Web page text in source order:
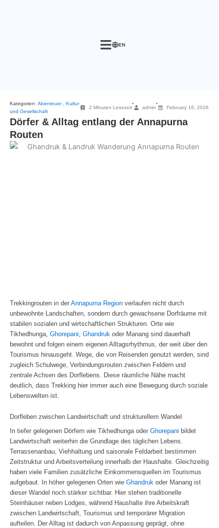
EN
Kategorien: Abenteuer, Kultur
und Gesellschaft
2 Minuten Lesezeit
•
admin
•
February 16, 2026
Dörfer & Alltag entlang der Annapurna
Routen
Trekkingrouten in der Annapurna Region verlaufen nicht durch
unbewohnte Landschaften, sondern durch gewachsene Dorfräume mit
stabilen sozialen und wirtschaftlichen Strukturen. Orte wie
Tikhedhunga, Ghorepani Ghandruk oder Manang sind dauerhaft
bewohnt und folgen einem eigenen Alltagsrhythmus, der weit über den
Tourismus hinausgeht. Wege, die von Reisenden genutzt werden, sind
zugleich Schulwege, Verbindungsrouten zwischen Feldern und
zentrale Achsen des Dorflebens. Diese räumliche Nähe macht
deutlich, dass Trekking hier immer auch eine Bewegung durch soziale
Lebenswelten ist.
Dorfleben zwischen Landwirtschaft und strukturellem Wandel
In tiefer gelegenen Dörfern wie Tikhedhunga oder Ghorepani bildet
Landwirtschaft weiterhin die Grundlage des täglichen Lebens.
Terrassenanbau, Viehhaltung und saisonale Feldarbeit bestimmen
Zeitstruktur und Arbeitsverteilung innerhalb der Haushalte. Gleichzeitig
haben viele Familien zusätzliche Einkommensquellen im Tourismus
aufgebaut. In höher gelegenen Orten wie Ghandruk oder Manang ist
dieser Wandel noch stärker sichtbar. Hier stehen traditionelle
Steinhäuser neben Lodges, während Haushalte ihre Arbeitskraft
zwischen Landwirtschaft, Tourismus und temporärer Migration
aufteilen. Der Alltag ist dadurch von Anpassung geprägt, ohne